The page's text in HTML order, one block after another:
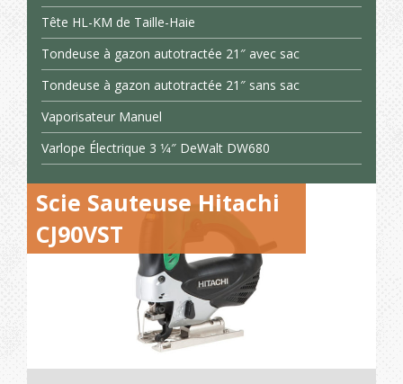
Tête HL-KM de Taille-Haie
Tondeuse à gazon autotractée 21″ avec sac
Tondeuse à gazon autotractée 21″ sans sac
Vaporisateur Manuel
Varlope Électrique 3 1⁄4″ DeWalt DW680
Scie Sauteuse Hitachi
CJ90VST